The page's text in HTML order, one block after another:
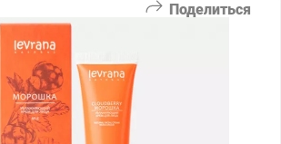
Поделиться